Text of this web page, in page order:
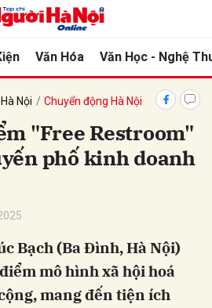
Văn Hóa Văn Học - Nghệ
Nội Chuyển động Hà Nội
"Free Restroom"
phố kinh doanh
Bạch (Ba Đình, Hà Nội)
mô hình xã hội hoá
mang đến tiện ích